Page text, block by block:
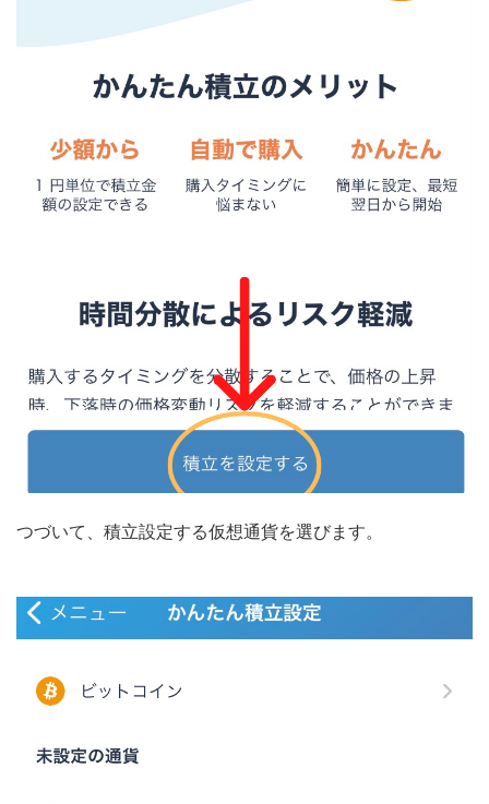
つづいて、積立設定する仮想通貨を選びます。